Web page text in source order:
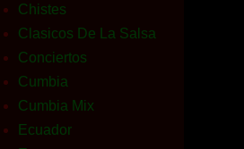
Chistes
Clasicos De La Salsa
Conciertos
Cumbia
Cumbia Mix
Ecuador